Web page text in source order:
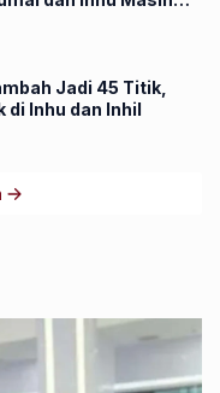
Jadi 45 Titik,
di Inhu dan Inhil